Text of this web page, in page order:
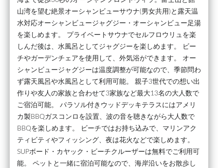
山湾を望む絶景オーシャンビューサウナ(男女共用)と露天温
水対応オーシャンビュージャグジー・オーシャンビュー足湯
を楽しめます。 プライベートサウナでセルフロウリュを楽
しんだ後は、水風呂としてジャグジーを楽しめます。 ビー
チやガーデンチェアを使用して、外気浴ができます。 オー
シャンビュージャグジーは温度調整が可能なので、季節問わ
ず露天風呂や水風呂として利用可能。 親子3世代での想い出
作りや友人の家族と合わせて3家族など最大13名の大人数で
ご宿泊可能。 パラソル付きウッドデッキテラスにはアメリ
カ製BBQガスコンロを設置、波の音を聴きながら大人数で
BBQを楽しめます。 ビーチではお持ち込みで、マリンアク
ティビティやフィッシング、夜は花火などで楽しめます。
SUPボード・カヤック・ビーチクルーザーは無料でご利用可
能。 ペットと一緒に宿泊可能なので、海岸沿いをお散歩し